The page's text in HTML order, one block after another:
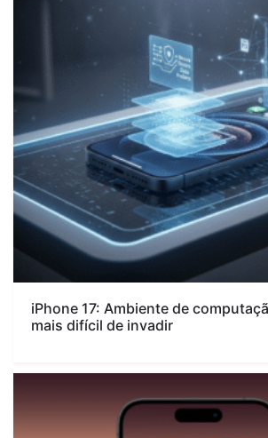
iPhone 17: Ambiente de
mais difícil de invadir